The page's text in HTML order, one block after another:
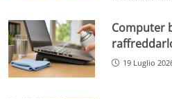
Computer
19 Luglio